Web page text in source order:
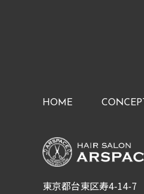
HOME CONCEPT
東京都台東区寿4-14-7